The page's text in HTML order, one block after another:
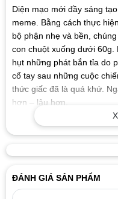
Diện mạo mới đầy sáng
meme. Bằng cách thực
bộ phận nhẹ và bền,
con chuột xuống dưới 60g.
hụt những phát bắn tỉa do
cổ tay sau những cuộc
thức giấc đã là quá khứ.
hơn – lâu hơn.
GIẢI PHÓNG CHÚ CHUỘT
ngay bây giờ.
ĐÁNH GIÁ SẢN PHẨM